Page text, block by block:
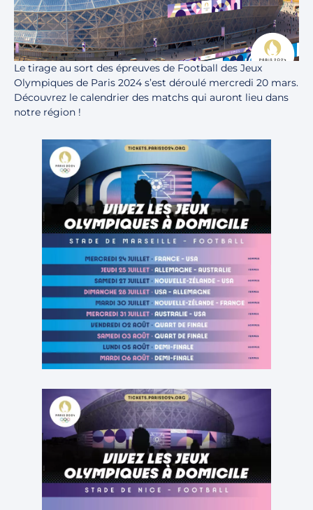
Le tirage au sort des épreuves de Football des Jeux
Olympiques de Paris 2024 s’est déroulé mercredi 20 mars.
Découvrez le calendrier des matchs qui auront lieu dans
notre région !